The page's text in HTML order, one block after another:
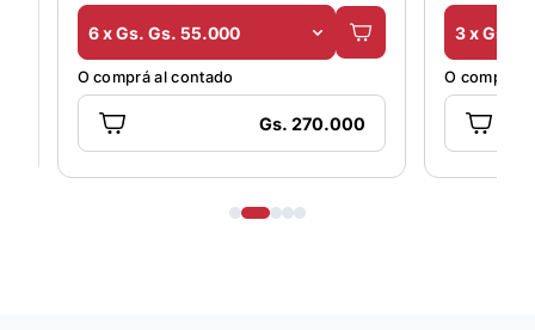
6 x Gs. Gs. 55.000
O comprá al contado
Gs. 270.000
3 x Gs.
O comprá